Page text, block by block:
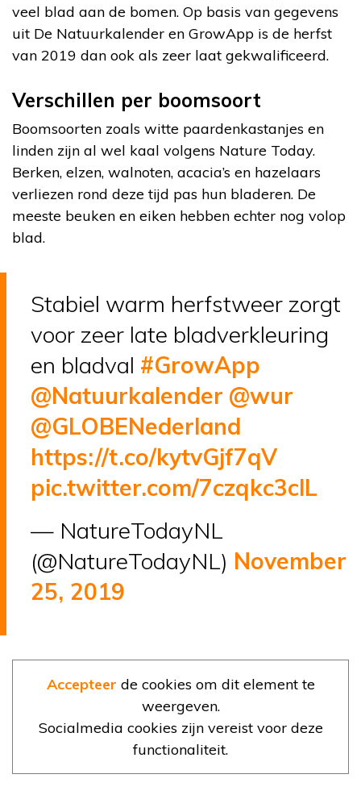
veel blad aan de bomen. Op basis van gegevens
uit De Natuurkalender en GrowApp is de herfst
van 2019 dan ook als zeer laat gekwalificeerd.
Verschillen per boomsoort
Boomsoorten zoals witte paardenkastanjes en
linden zijn al wel kaal volgens Nature Today.
Berken, elzen, walnoten, acacia’s en hazelaars
verliezen rond deze tijd pas hun bladeren. De
meeste beuken en eiken hebben echter nog volop
blad.
Stabiel warm herfstweer zorgt
voor zeer late bladverkleuring
en bladval #GrowApp
@Natuurkalender @wur
@GLOBENederland
https://t.co/kytvGjf7qV
pic.twitter.com/7czqkc3clL
— NatureTodayNL
(@NatureTodayNL) November
25, 2019
Accepteer de cookies om dit element te
weergeven.
Socialmedia cookies zijn vereist voor deze
functionaliteit.